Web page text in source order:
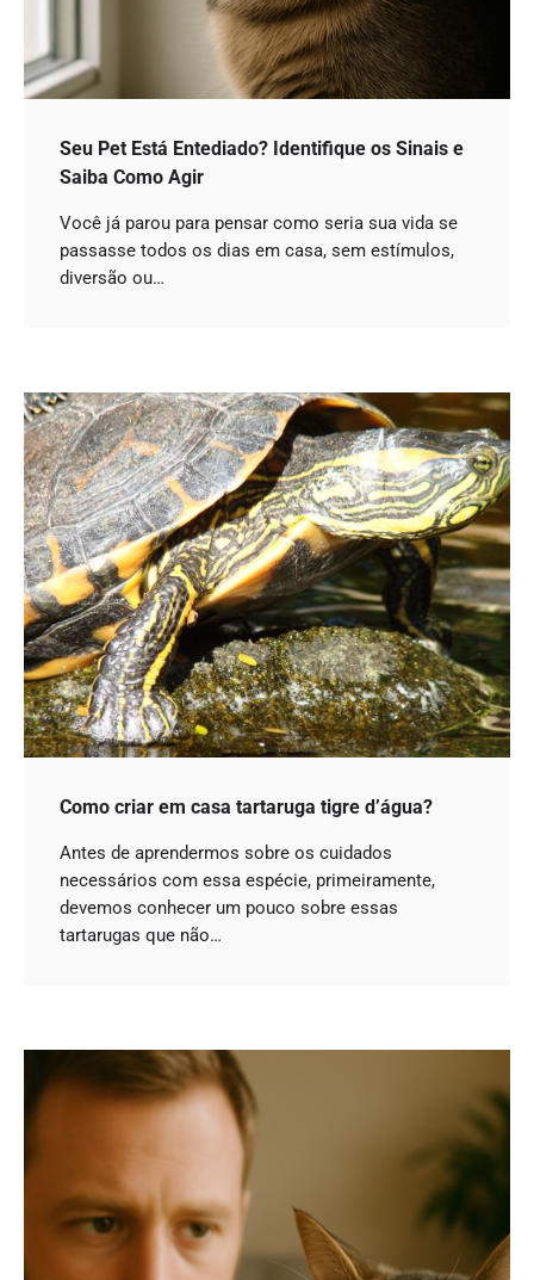
Seu Pet Está Entediado? Identifique os Sinais e
Saiba Como Agir
Você já parou para pensar como seria sua vida se
passasse todos os dias em casa, sem estímulos,
diversão ou…
Como criar em casa tartaruga tigre d’água?
Antes de aprendermos sobre os cuidados
necessários com essa espécie, primeiramente,
devemos conhecer um pouco sobre essas
tartarugas que não…